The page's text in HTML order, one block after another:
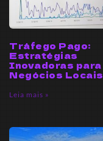
Tráfego Pago:
Estratégias
Inovadoras para
Negócios Locais
Leia mais »